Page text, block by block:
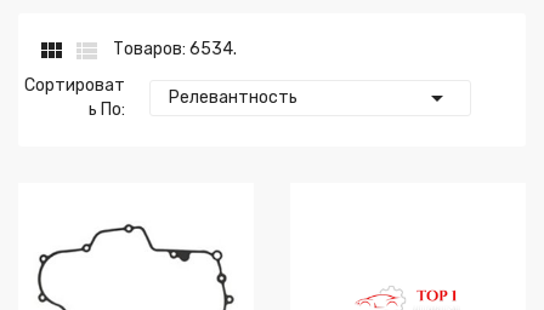
 
Товаров: 6534.
Сортироват
Ь По:
Релевантность 